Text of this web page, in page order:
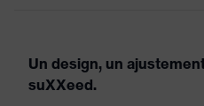
Un design, un
suXXeed.